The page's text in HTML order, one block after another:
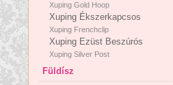
Xuping Gold Hoop
Xuping Ékszerkapcsos
Xuping Frenchclip
Xuping Ezüst Beszúrós
Xuping Silver Post
Füldísz